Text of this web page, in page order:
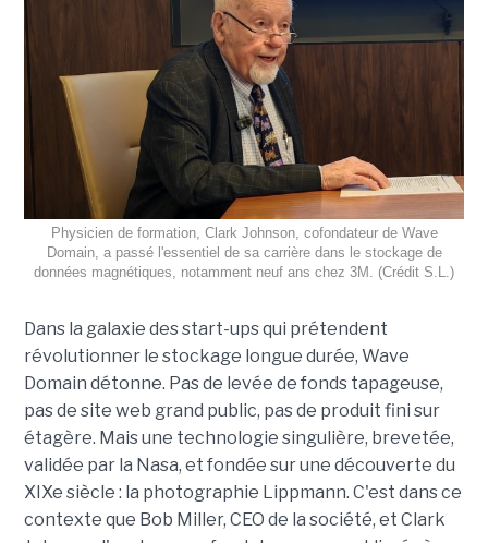
Physicien de formation, Clark Johnson, cofondateur de Wave
Domain, a passé l'essentiel de sa carrière dans le stockage de
données magnétiques, notamment neuf ans chez 3M. (Crédit S.L.)
Dans la galaxie des start-ups qui prétendent
révolutionner le stockage longue durée, Wave
Domain détonne. Pas de levée de fonds tapageuse,
pas de site web grand public, pas de produit fini sur
étagère. Mais une technologie singulière, brevetée,
validée par la Nasa, et fondée sur une découverte du
XIXe siècle : la photographie Lippmann. C'est dans ce
contexte que Bob Miller, CEO de la société, et Clark